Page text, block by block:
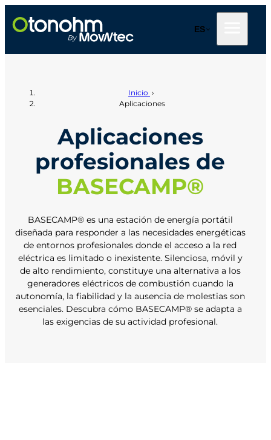
contenido
ES
Inicio ›
Aplicaciones
Aplicaciones
profesionales de
BASECAMP®
BASECAMP® es una estación de energía portátil
diseñada para responder a las necesidades energéticas
de entornos profesionales donde el acceso a la red
eléctrica es limitado o inexistente. Silenciosa, móvil y
de alto rendimiento, constituye una alternativa a los
generadores eléctricos de combustión cuando la
autonomía, la fiabilidad y la ausencia de molestias son
esenciales. Descubra cómo BASECAMP® se adapta a
las exigencias de su actividad profesional.